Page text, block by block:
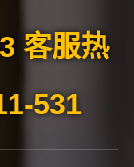
客服热
531